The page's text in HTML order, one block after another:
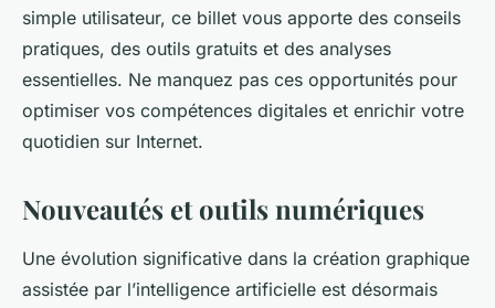
Axel•14 mai 2025•3 min de lecture
simple utilisateur, ce billet vous apporte des conseils
pratiques, des outils gratuits et des analyses
essentielles. Ne manquez pas ces opportunités pour
optimiser vos compétences digitales et enrichir votre
quotidien sur Internet.
Nouveautés et outils numériques
Une évolution significative dans la création graphique
assistée par l’intelligence artificielle est désormais